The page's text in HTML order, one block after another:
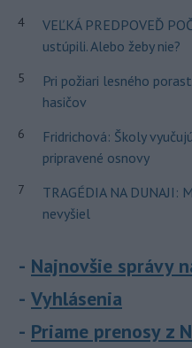
4
VEĽKÁ PREDPOVEĎ
ustúpili. Alebo žeby nie?
5
Pri požiari lesného
hasičov
6
Fridrichová: Školy
pripravené osnovy
7
TRAGÉDIA NA DUNAJI:
nevyšiel
Najnovšie správy
Vyhlásenia
Priame prenosy z